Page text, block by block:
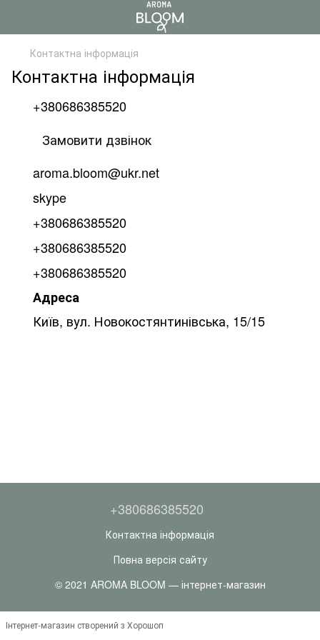
Контактна інформація
Контактна інформація
+380686385520
Замовити дзвінок
aroma.bloom@ukr.net
skype
+380686385520
+380686385520
+380686385520
Адреса
Київ, вул. Новокостянтинівська, 15/15
+380686385520
Контактна інформація
Повна версія сайту
© 2021 AROMA BLOOM — інтернет-магазин
Інтернет-магазин створений з Хорошоп